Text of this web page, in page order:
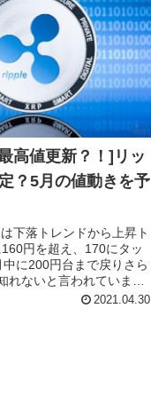
高値更新？！]リッ
？5月の値動きを予
下落トレンドから上昇ト
円を超え、170にタッ
に200円台まで戻りさら
れないと言われています
2021.04.30